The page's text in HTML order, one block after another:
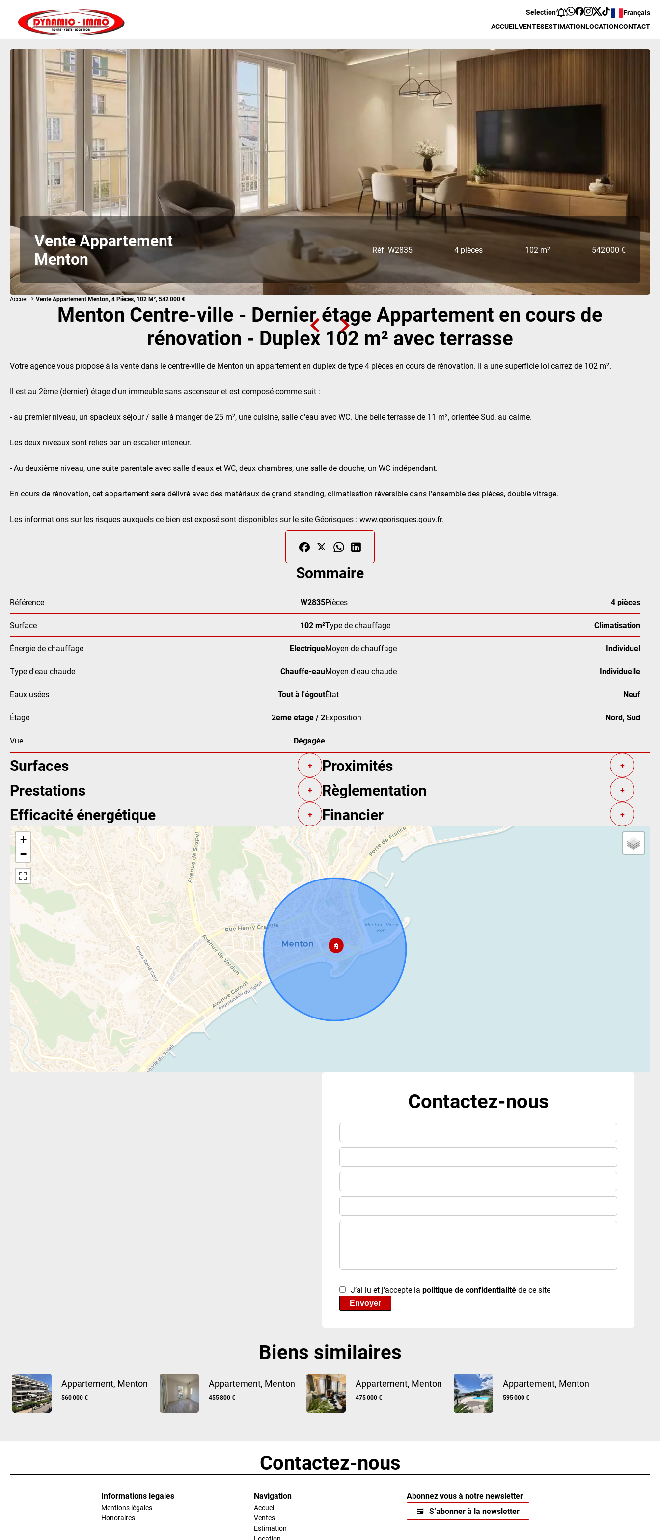
Selection
Français
ACCUEILVENTESESTIMATIONLOCATIONCONTACT
Vente Appartement
Menton
Réf. W2835 4 pièces 102 m² 542 000 €
Accueil Vente Appartement Menton, 4 Pièces, 102 M², 542 000 €
Menton Centre-ville - Dernier étage Appartement en cours de
rénovation - Duplex 102 m² avec terrasse
Votre agence vous propose à la vente dans le centre-ville de Menton un appartement en duplex de type 4 pièces en cours de rénovation. Il a une superficie loi carrez de 102 m².
Il est au 2ème (dernier) étage d'un immeuble sans ascenseur et est composé comme suit :
- au premier niveau, un spacieux séjour / salle à manger de 25 m², une cuisine, salle d'eau avec WC. Une belle terrasse de 11 m², orientée Sud, au calme.
Les deux niveaux sont reliés par un escalier intérieur.
- Au deuxième niveau, une suite parentale avec salle d'eaux et WC, deux chambres, une salle de douche, un WC indépendant.
En cours de rénovation, cet appartement sera délivré avec des matériaux de grand standing, climatisation réversible dans l'ensemble des pièces, double vitrage.
Les informations sur les risques auxquels ce bien est exposé sont disponibles sur le site Géorisques : www.georisques.gouv.fr.
Sommaire
Référence W2835Pièces 4 pièces
Surface 102 m²Type de chauffage Climatisation
Énergie de chauffage ElectriqueMoyen de chauffage Individuel
Type d'eau chaude Chauffe-eauMoyen d'eau chaude Individuelle
Eaux usées Tout à l'égoutÉtat Neuf
Étage 2ème étage / 2Exposition Nord, Sud
Vue Dégagée
Surfaces + Proximités +
Prestations + Règlementation +
Efficacité énergétique + Financier +
+
−
Contactez-nous
J’ai lu et j'accepte la politique de confidentialitéde ce site
Envoyer
Biens similaires
Appartement, Menton
560 000 €
Appartement, Menton
455 800 €
Appartement, Menton
475 000 €
Appartement, Menton
595 000 €
Contactez-nous
Informations legales
Mentions légales
Honoraires
Navigation
Accueil
Ventes
Estimation
Location
Abonnez vous à notre newsletter
S’abonner à la newsletter